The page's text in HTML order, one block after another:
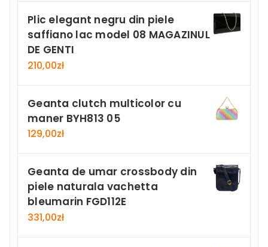
Plic elegant negru din piele
saffiano lac model 08 MAGAZINUL
DE GENTI
210,00zł
Geanta clutch multicolor cu
maner BYH813 05
129,00zł
Geanta de umar crossbody din
piele naturala vachetta
bleumarin FGD112E
331,00zł